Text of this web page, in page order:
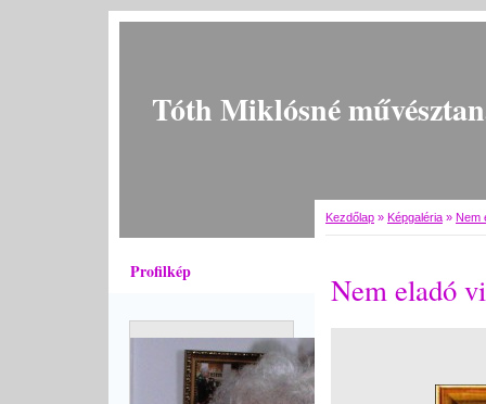
Tóth Miklósné
Profilkép
Kezdőlap » Képgaléria » Nem
Nem eladó